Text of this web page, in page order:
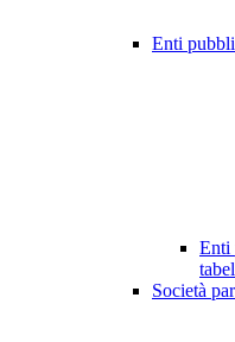
Enti
Enti
Società